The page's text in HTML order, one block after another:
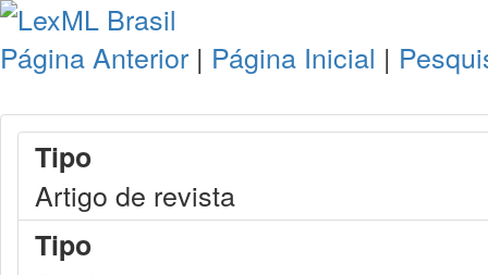
Página Anterior | Página Inicial |
Tipo
Artigo de revista
Tipo